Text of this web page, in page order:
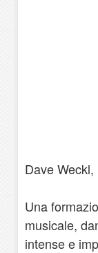
Dave
Una
musicale,
intense e